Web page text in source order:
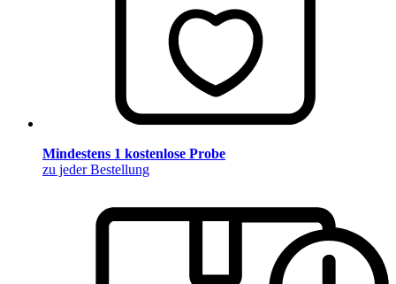
Mindestens 1 kostenlose Probe
zu jeder Bestellung